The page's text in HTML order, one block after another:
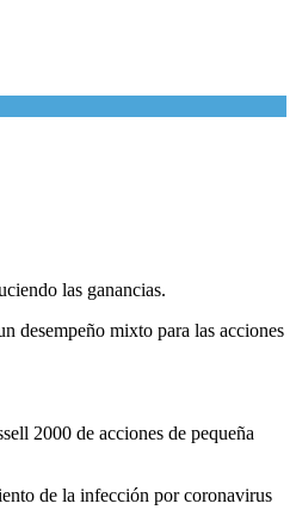
las ganancias.
desempeño mixto para las acciones
2000 de acciones de pequeña
de la infección por coronavirus